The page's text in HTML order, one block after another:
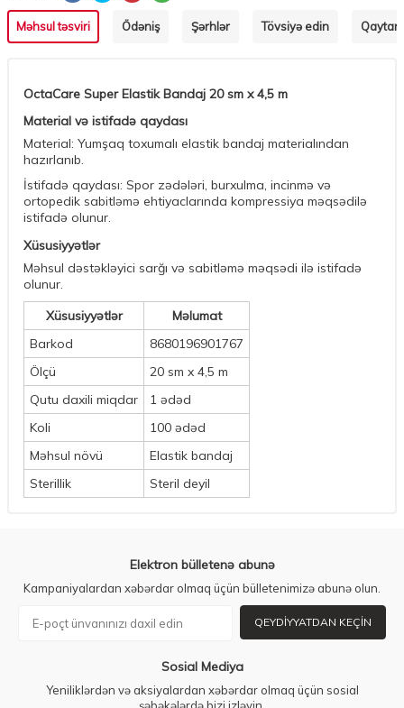
Məhsul təsviri Ödəniş Şərhlər Tövsiyə edin
OctaCare Super Elastik Bandaj 20 sm x 4,5 m
Material və istifadə qaydası
Material: Yumşaq toxumalı elastik bandaj materialından
hazırlanıb.
İstifadə qaydası: Spor zədələri, burxulma, incinmə və
ortopedik sabitləmə ehtiyaclarında kompressiya məqsədilə
istifadə olunur.
Xüsusiyyətlər
Məhsul dəstəkləyici sarğı və sabitləmə məqsədi ilə istifadə
olunur.
Xüsusiyyətlər
Məlumat
Barkod
8680196901767
Ölçü
20 sm x 4,5 m
Qutu daxili miqdar
1 ədəd
Koli
100 ədəd
Məhsul növü
Elastik bandaj
Sterillik
Steril deyil
Elektron bülletenə abunə
Kampaniyalardan xəbərdar olmaq üçün bülletenimizə abunə olun.
QEYDIYYATDAN KEÇIN
Sosial Mediya
Yeniliklərdən və aksiyalardan xəbərdar olmaq üçün sosial